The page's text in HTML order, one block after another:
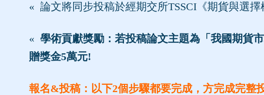
« 論文將同步投稿於經期交所TSSCI《期貨與選
« 學術貢獻獎勵：若投稿論文主題為「我國期貨
贈獎金5萬元!
報名&投稿：以下2個步驟都要完成，方完成完整